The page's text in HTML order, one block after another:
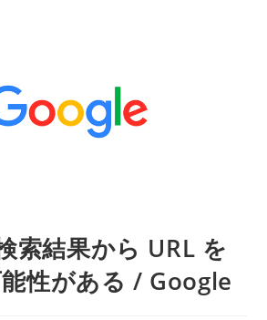
索結果から URL を
性がある / Google